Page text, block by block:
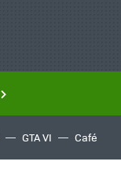
GTA VI Café